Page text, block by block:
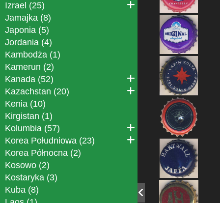
Izrael (25)
Jamajka (8)
Japonia (5)
Jordania (4)
Kambodża (1)
Kamerun (2)
Kanada (52)
Kazachstan (20)
Kenia (10)
Kirgistan (1)
Kolumbia (57)
Korea Południowa (23)
Korea Północna (2)
Kosowo (2)
Kostaryka (3)
Kuba (8)